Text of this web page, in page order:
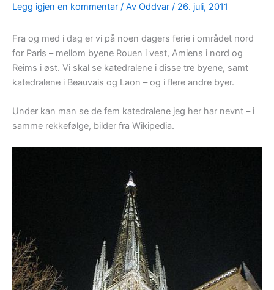
Legg igjen en kommentar / Av Oddvar / 26. juli, 2011
Fra og med i dag er vi på noen dagers ferie i området nord
for Paris – mellom byene Rouen i vest, Amiens i nord og
Reims i øst. Vi skal se katedralene i disse tre byene, samt
katedralene i Beauvais og Laon – og i flere andre byer.
Under kan man se de fem katedralene jeg her har nevnt – i
samme rekkefølge, bilder fra Wikipedia.